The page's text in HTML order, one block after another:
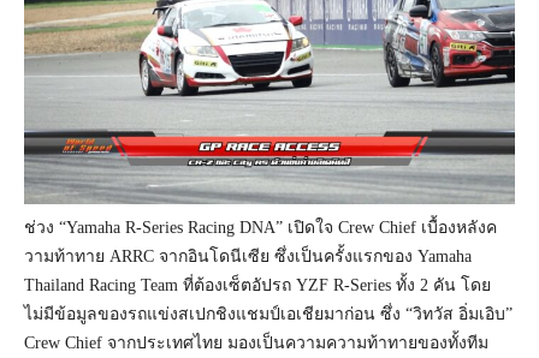
ช่วง “Yamaha R-Series Racing DNA” เปิดใจ Crew Chief เบื้องหลังค
วามท้าทาย ARRC จากอินโดนีเซีย ซึ่งเป็นครั้งแรกของ Yamaha
Thailand Racing Team ที่ต้องเซ็ตอัปรถ YZF R-Series ทั้ง 2 คัน โดย
ไม่มีข้อมูลของรถแข่งสเปกชิงแชมป์เอเชียมาก่อน ซึ่ง “วิทวัส อิ่มเอิบ”
Crew Chief จากประเทศไทย มองเป็นความความท้าทายของทั้งทีม